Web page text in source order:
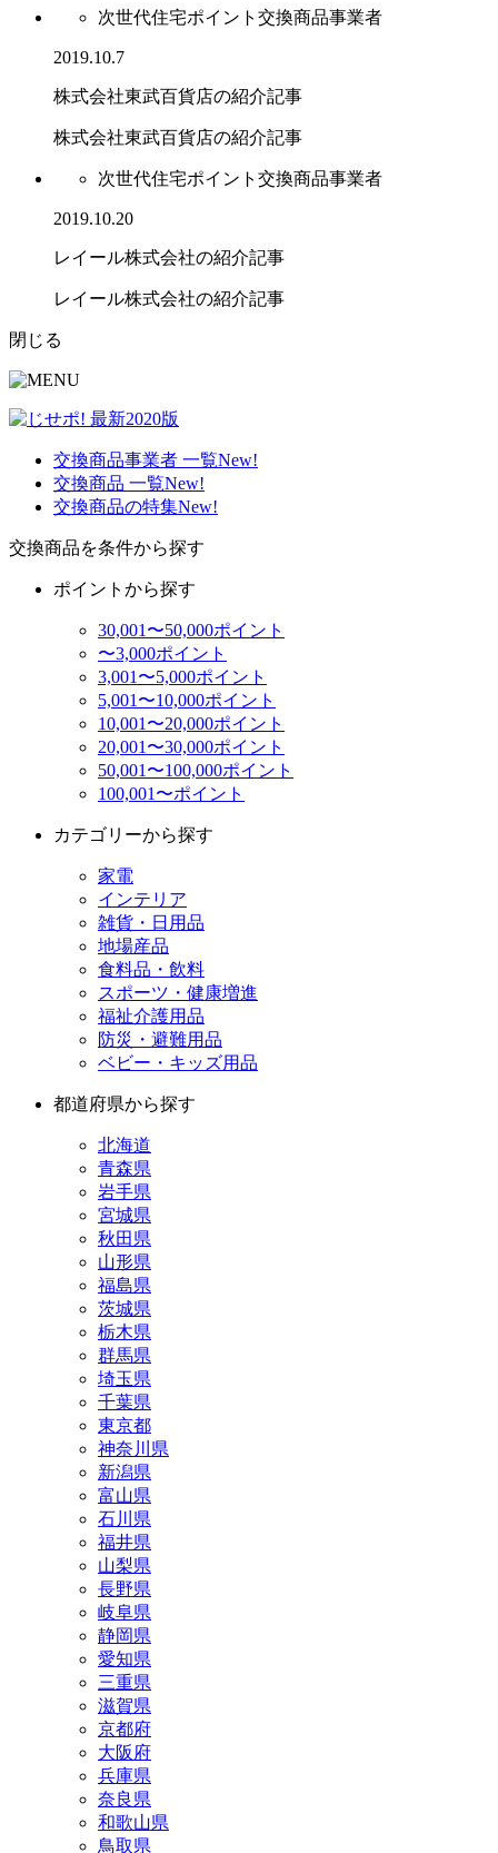
次世代住宅ポイント交換商品事業者
2019.10.7
株式会社東武百貨店の紹介記事
株式会社東武百貨店の紹介記事
次世代住宅ポイント交換商品事業者
2019.10.20
レイール株式会社の紹介記事
レイール株式会社の紹介記事
閉じる
交換商品事業者 一覧New!
交換商品 一覧New!
交換商品の特集New!
交換商品を条件から探す
ポイントから探す
30,001〜50,000ポイント
〜3,000ポイント
3,001〜5,000ポイント
5,001〜10,000ポイント
10,001〜20,000ポイント
20,001〜30,000ポイント
50,001〜100,000ポイント
100,001〜ポイント
カテゴリーから探す
家電
インテリア
雑貨・日用品
地場産品
食料品・飲料
スポーツ・健康増進
福祉介護用品
防災・避難用品
ベビー・キッズ用品
都道府県から探す
北海道
青森県
岩手県
宮城県
秋田県
山形県
福島県
茨城県
栃木県
群馬県
埼玉県
千葉県
東京都
神奈川県
新潟県
富山県
石川県
福井県
山梨県
長野県
岐阜県
静岡県
愛知県
三重県
滋賀県
京都府
大阪府
兵庫県
奈良県
和歌山県
鳥取県